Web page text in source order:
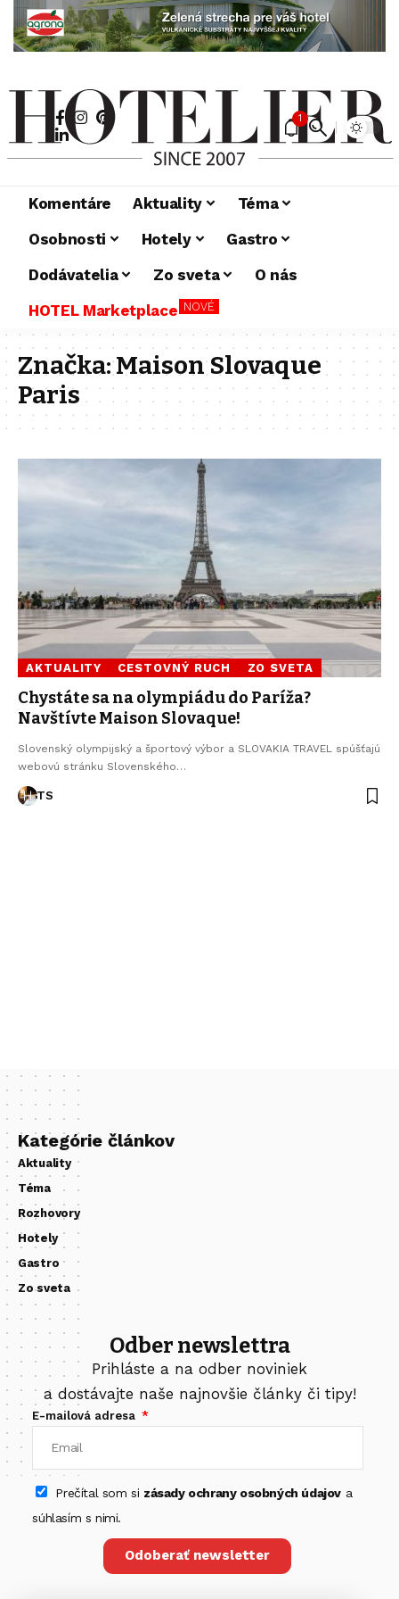
1
Komentáre Aktuality
Téma
Osobnosti
Hotely
Gastro
Dodávatelia
Zo sveta
O nás
HOTEL Marketplace NOVÉ
Značka:Maison Slovaque
Paris
AKTUALITY CESTOVNÝ RUCH ZO SVETA
Chystáte sa na olympiádu do Paríža?
Navštívte Maison Slovaque!
Slovenský olympijský a športový výbor a SLOVAKIA TRAVEL spúšťajú
webovú stránku Slovenského…
TS
Kategórie článkov
Aktuality
Téma
Rozhovory
Hotely
Gastro
Zo sveta
Odber newslettra
Prihláste a na odber noviniek
a dostávajte naše najnovšie články či tipy!
E-mailová adresa
Prečítal som si zásady ochrany osobných údajova
súhlasím s nimi.
Odoberať newsletter